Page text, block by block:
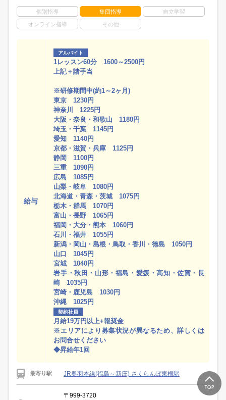
個別指導 集団指導 自立学習
オンライン指導 その他
給与
アルバイト
1レッスン60分 1600～2500円
上記＋諸手当
※研修期間中(約1～2ヶ月)
東京 1230円
神奈川 1225円
大阪・奈良・和歌山 1180円
埼玉・千葉 1145円
愛知 1140円
京都・滋賀・兵庫 1125円
静岡 1100円
三重 1090円
広島 1085円
山梨・岐阜 1080円
北海道・青森・茨城 1075円
栃木・群馬 1070円
富山・長野 1065円
福岡・大分・熊本 1060円
石川・福井 1055円
新潟・岡山・島根・鳥取・香川・徳島 1050円
山口 1045円
宮城 1040円
岩手・秋田・山形・福島・愛媛・高知・佐賀・長
崎 1035円
宮崎・鹿児島 1030円
沖縄 1025円
契約社員
月給19万円以上+報奨金
※エリアにより募集状況が異なるため、詳しくは
お問合せください
◆昇給年1回
最寄り駅 JR奥羽本線(福島～新庄) さくらんぼ東根駅
〒999-3720